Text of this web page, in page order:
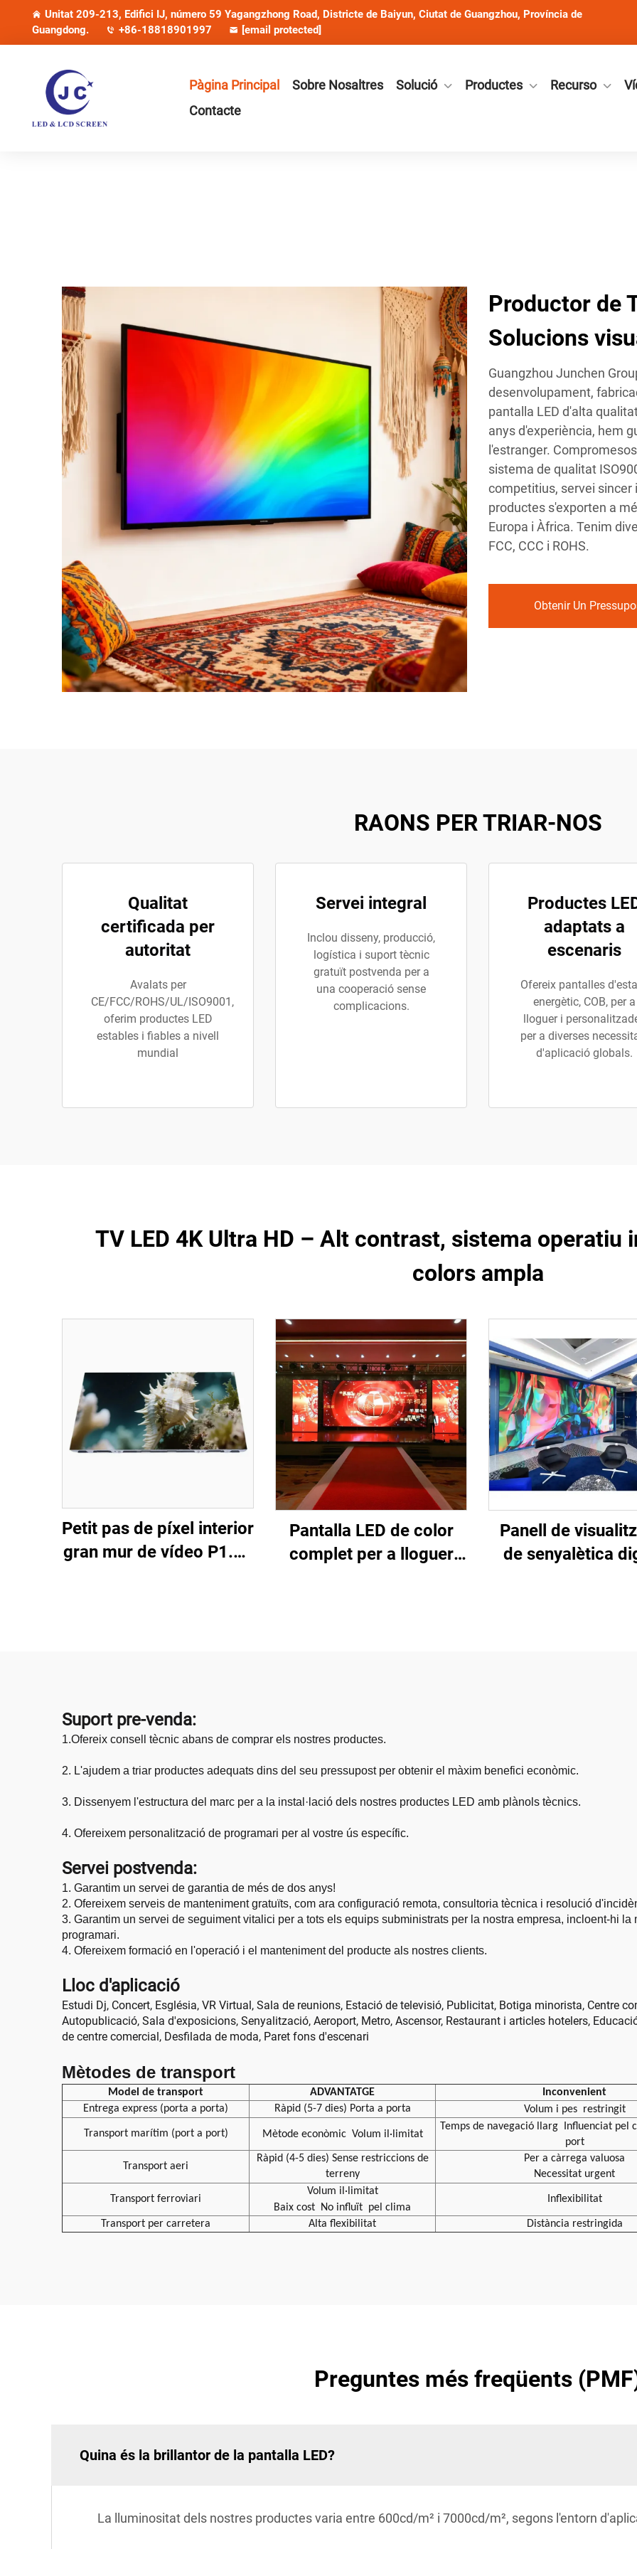
Unitat 209-213, Edifici IJ, número 59 Yagangzhong Road, Districte de Baiyun, Ciutat de Guangzhou, Província de
Guangdong.
+86-18818901997 [email protected]
Pàgina Principal Sobre Nosaltres Solució Productes Recurso
Contacte
Productor de
Solucions
Guangzhou Junchen
desenvolupament,
pantalla LED d'alta
anys d'experiència, hem
l'estranger.
sistema de qualitat
competitius, servei sincer
productes s'exporten a
Europa i Àfrica. Tenim
FCC, CCC i ROHS.
Obtenir Un
RAONS PER TRIAR-NOS
Qualitat
certificada per
autoritat
Avalats per
CE/FCC/ROHS/UL/ISO9001,
oferim productes LED
estables i fiables a nivell
mundial
Servei integral
Inclou disseny, producció,
logística i suport tècnic
gratuït postvenda per a
una cooperació sense
complicacions.
Productes
adaptats a
escenaris
Ofereix pantalles
energètic, COB, per a
lloguer i
per a diverses
d'aplicació globals.
TV LED 4K Ultra HD – Alt contrast, sistema operatiu
colors ampla
Petit pas de píxel interior
gran mur de vídeo P1.56
Pantalla LED de color
complet per a lloguer
Panell de
de senyalètica
Suport pre-venda:
1.Ofereix consell tècnic abans de comprar els nostres productes.
2. L'ajudem a triar productes adequats dins del seu pressupost per obtenir el màxim benefici econòmic.
3. Dissenyem l'estructura del marc per a la instal·lació dels nostres productes LED amb plànols tècnics.
4. Ofereixem personalització de programari per al vostre ús específic.
Servei postvenda:
1. Garantim un servei de garantia de més de dos anys!
2. Ofereixem serveis de manteniment gratuïts, com ara configuració remota, consultoria tècnica i resolució
3. Garantim un servei de seguiment vitalici per a tots els equips subministrats per la nostra empresa, incloent-hi
programari.
4. Ofereixem formació en l'operació i el manteniment del producte als nostres clients.
Lloc d'aplicació
Estudi Dj, Concert, Església, VR Virtual, Sala de reunions, Estació de televisió, Publicitat, Botiga minorista, Centre
Autopublicació, Sala d'exposicions, Senyalització, Aeroport, Metro, Ascensor, Restaurant i articles hotelers,
de centre comercial, Desfilada de moda, Paret fons d'escenari
Mètodes de transport
Model de transport ADVANTATGE Inconvenient
Entrega express (porta a porta)
Ràpid (5-7 dies) Porta a porta Volum i pes restringit
Transport marítim (port a port) Mètode econòmic Volum il·limitat
Temps de navegació llarg Influenciat pel
port
Transport aeri
Ràpid (4-5 dies) Sense restriccions de
terreny
Per a càrrega valuosa
Necessitat urgent
Transport ferroviari
Volum il·limitat
Baix cost
No influït pel clima
Inflexibilitat
Transport per carretera Alta flexibilitat Distància restringida
Preguntes més freqüents
Quina és la brillantor de la pantalla LED?
La lluminositat dels nostres productes varia entre 600cd/m² i 7000cd/m², segons l'entorn